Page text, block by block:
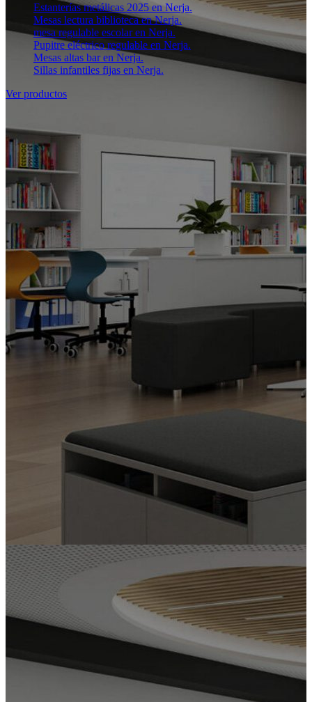
Estanterías metálicas 2025 en Nerja.
Mesas lectura biblioteca en Nerja.
mesa regulable escolar en Nerja.
Pupitre eléctrico regulable en Nerja.
Mesas altas bar en Nerja.
Sillas infantiles fijas en Nerja.
Ver productos